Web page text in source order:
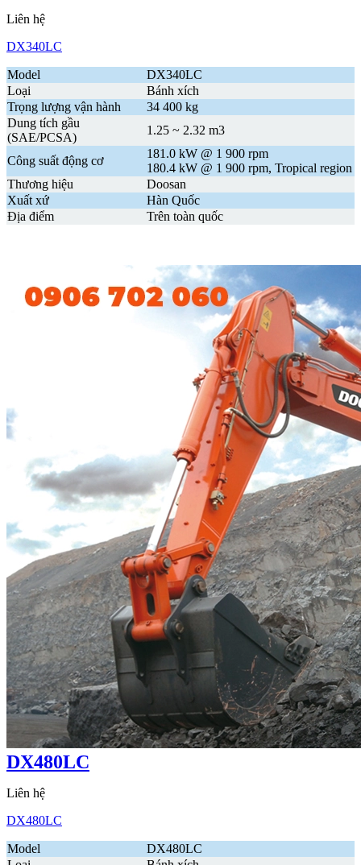
Liên hệ
DX340LC
Model
DX340LC
Loại
Bánh xích
Trọng lượng vận hành
34 400 kg
Dung tích gầu
(SAE/PCSA)
1.25 ~ 2.32 m3
Công suất động cơ
181.0 kW @ 1 900 rpm
180.4 kW @ 1 900 rpm, Tropical region
Thương hiệu
Doosan
Xuất xứ
Hàn Quốc
Địa điểm
Trên toàn quốc
DX480LC
Liên hệ
DX480LC
Model
DX480LC